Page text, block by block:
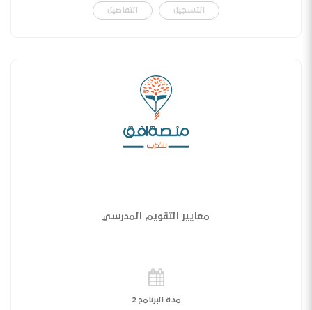
التسجيل التفاصيل
معايير التقويم المدرسي
مدة البرنامج 2